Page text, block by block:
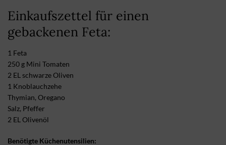
Einkaufszettel für einen
gebackenen Feta:
1 Feta
250 g Mini Tomaten
2 EL schwarze Oliven
1 Knoblauchzehe
Thymian, Oregano
Salz, Pfeffer
2 EL Olivenöl
Benötigte Küchenutensilien: